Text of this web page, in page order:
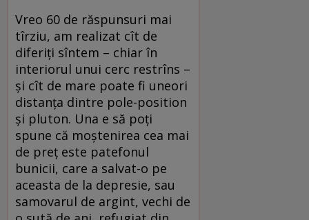
Vreo 60 de răspunsuri mai
tîrziu, am realizat cît de
diferiți sîntem – chiar în
interiorul unui cerc restrîns –
și cît de mare poate fi uneori
distanța dintre pole-position
și pluton. Una e să poți
spune că moștenirea cea mai
de preț este patefonul
bunicii, care a salvat-o pe
aceasta de la depresie, sau
samovarul de argint, vechi de